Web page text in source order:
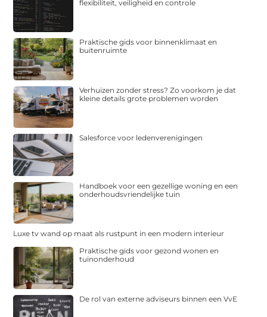
flexibiliteit, veiligheid en controle
Praktische gids voor binnenklimaat en
buitenruimte
Verhuizen zonder stress? Zo voorkom je dat
kleine details grote problemen worden
Salesforce voor ledenverenigingen
Handboek voor een gezellige woning en een
onderhoudsvriendelijke tuin
Luxe tv wand op maat als rustpunt in een modern interieur
Praktische gids voor gezond wonen en
tuinonderhoud
De rol van externe adviseurs binnen een VvE